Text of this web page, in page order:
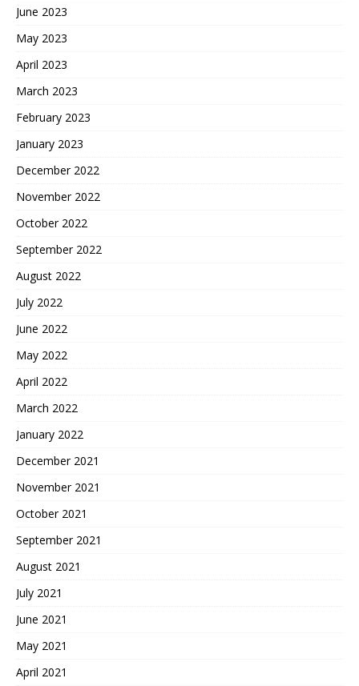
June 2023
May 2023
April 2023
March 2023
February 2023
January 2023
December 2022
November 2022
October 2022
September 2022
August 2022
July 2022
June 2022
May 2022
April 2022
March 2022
January 2022
December 2021
November 2021
October 2021
September 2021
August 2021
July 2021
June 2021
May 2021
April 2021